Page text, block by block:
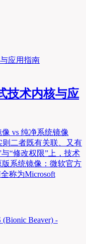
技术内核与应
vs 纯净系统镜像
则二者既有关联、又有
“修改权限”上，技术
系统镜像：微软官方
称为Microsoft